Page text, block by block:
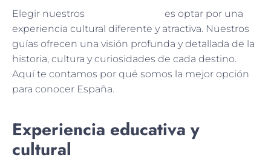
Elegir nuestros
es optar por una
experiencia cultural diferente y atractiva. Nuestros
guías ofrecen una visión profunda y detallada de la
historia, cultura y curiosidades de cada destino.
Aquí te contamos por qué somos la mejor opción
para conocer España.
Experiencia educativa y
cultural